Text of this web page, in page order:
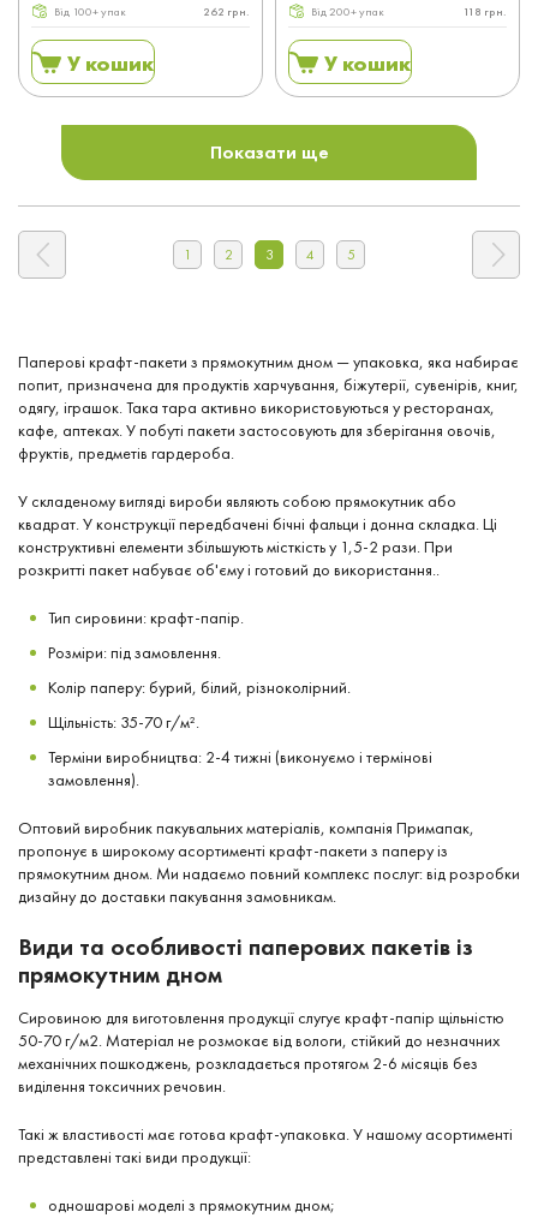
Від 100+ упак
262 грн.
У кошик
Від 200+ упак
118 грн.
У кошик
Показати ще
1 2 3 4 5
Паперові крафт-пакети з прямокутним дном — упаковка, яка набирає
попит, призначена для продуктів харчування, біжутерії, сувенірів, книг,
одягу, іграшок. Така тара активно використовуються у ресторанах,
кафе, аптеках. У побуті пакети застосовують для зберігання овочів,
фруктів, предметів гардероба.
У складеному вигляді вироби являють собою прямокутник або
квадрат. У конструкції передбачені бічні фальци і донна складка. Ці
конструктивні елементи збільшують місткість у 1,5-2 рази. При
розкритті пакет набуває об'єму і готовий до використання..
Тип сировини: крафт-папір.
Розміри: під замовлення.
Колір паперу: бурий, білий, різноколірний.
Щільність: 35-70 г/м².
Терміни виробництва: 2-4 тижні (виконуємо і термінові
замовлення).
Оптовий виробник пакувальних матеріалів, компанія Примапак,
пропонує в широкому асортименті крафт-пакети з паперу із
прямокутним дном. Ми надаємо повний комплекс послуг: від розробки
дизайну до доставки пакування замовникам.
Види та особливості паперових пакетів із
прямокутним дном
Сировиною для виготовлення продукції слугує крафт-папір щільністю
50-70 г/м2. Матеріал не розмокає від вологи, стійкий до незначних
механічних пошкоджень, розкладається протягом 2-6 місяців без
виділення токсичних речовин.
Такі ж властивості має готова крафт-упаковка. У нашому асортименті
представлені такі види продукції:
одношарові моделі з прямокутним дном;